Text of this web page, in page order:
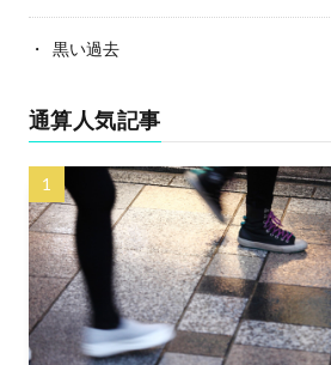
黒い過去
通算人気記事